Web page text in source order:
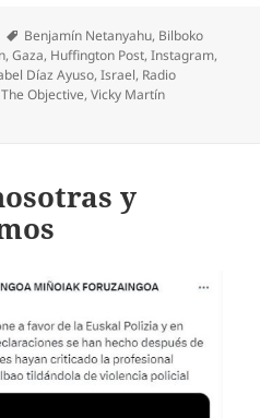
Etiquetas
Benjamín Netanyahu, Bilboko
,Gaza, Huffington Post,Instagram,
Díaz Ayuso,Israel, Radio
The Objective,Vicky Martín
y